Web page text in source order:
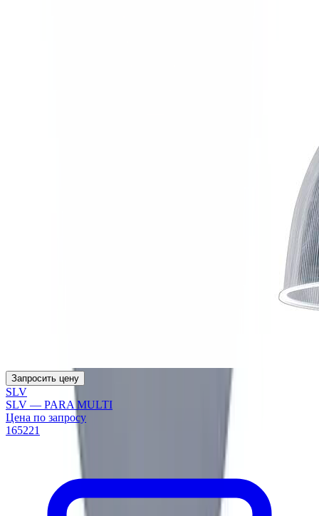
Запросить цену
SLV
SLV — PARA MULTI
Цена по запросу
165221